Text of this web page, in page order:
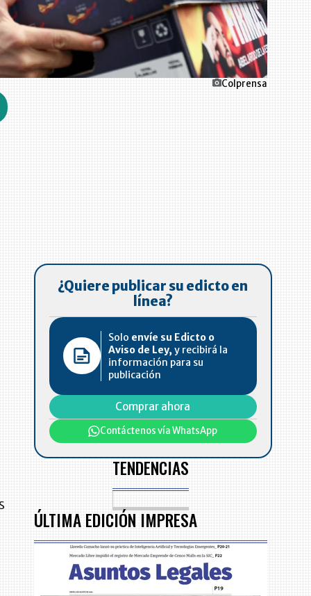
Colprensa
¿Quiere publicar su edicto en
línea?
Solo envíe su Edicto o
Aviso de Ley, y recibirá la
información para su
publicación
Comprar ahora
Contáctenos vía WhatsApp
TENDENCIAS
ÚLTIMA EDICIÓN IMPRESA